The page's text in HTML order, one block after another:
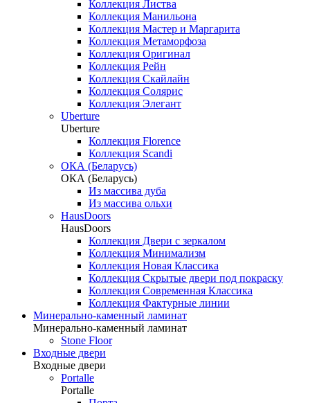
Коллекция Листва
Коллекция Манильона
Коллекция Мастер и Маргарита
Коллекция Метаморфоза
Коллекция Оригинал
Коллекция Рейн
Коллекция Скайлайн
Коллекция Солярис
Коллекция Элегант
Uberture
Uberture
Коллекция Florence
Коллекция Scandi
ОКА (Беларусь)
ОКА (Беларусь)
Из массива дуба
Из массива ольхи
HausDoors
HausDoors
Коллекция Двери с зеркалом
Коллекция Минимализм
Коллекция Новая Классика
Коллекция Скрытые двери под покраску
Коллекция Современная Классика
Коллекция Фактурные линии
Минерально-каменный ламинат
Минерально-каменный ламинат
Stone Floor
Входные двери
Входные двери
Portalle
Portalle